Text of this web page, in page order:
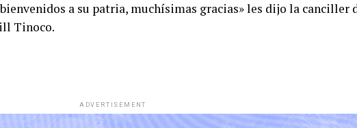
a su patria, muchísimas gracias» les dijo la canciller
Tinoco.
ADVERTISEMENT